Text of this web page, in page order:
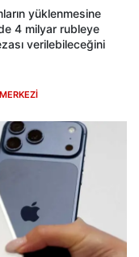
yüklenmesine
4 milyar rubleye
verilebileceğini